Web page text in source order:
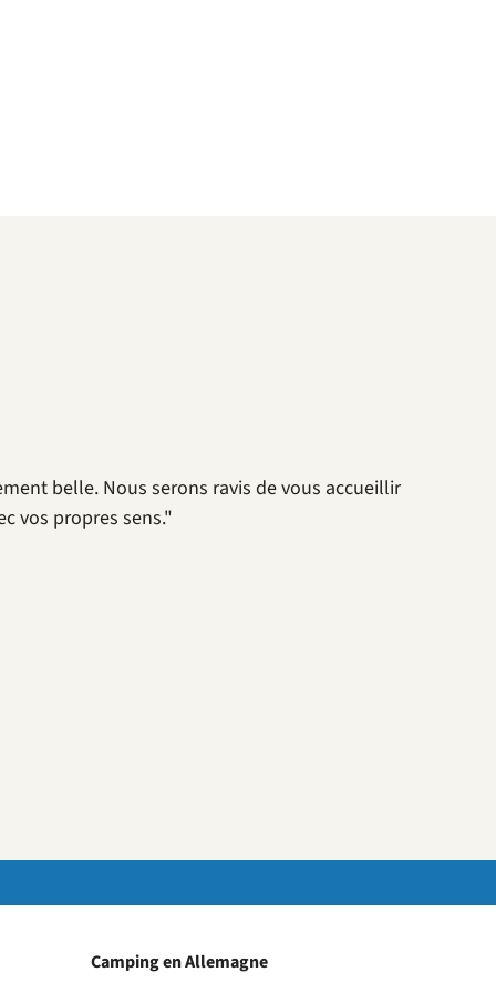
belle. Nous serons ravis de vous accueillir
vos propres sens."
Camping en Allemagne